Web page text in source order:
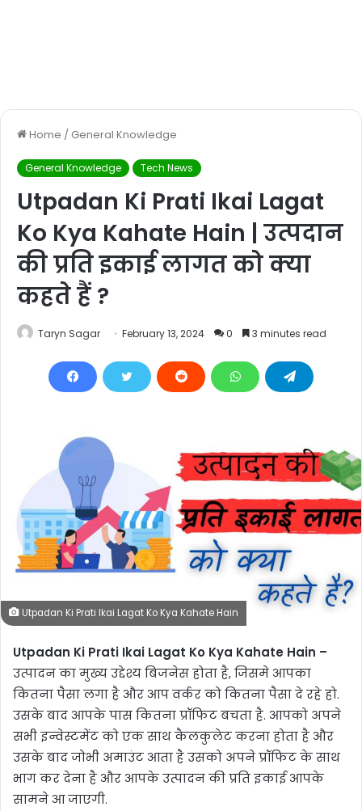
Home / General Knowledge
General Knowledge Tech News
Utpadan Ki Prati Ikai Lagat
Ko Kya Kahate Hain | उत्पदान
की प्रति इकाई लागत को क्या
कहते हैं ?
Taryn Sagar February 13, 2024 0 3 minutes read
Utpadan Ki Prati Ikai Lagat Ko Kya Kahate Hain
Utpadan Ki Prati Ikai Lagat Ko Kya Kahate Hain –
उत्पादन का मुख्य उद्देश्य बिजनेस होता है, जिसमे आपका
कितना पैसा लगा है और आप वर्कर को कितना पैसा दे रहे हो.
उसके बाद आपके पास कितना प्रॉफिट बचता है. आपको अपने
सभी इन्वेस्टमेंट को एक साथ कैलकुलेट करना होता है और
उसके बाद जोभी अमाउंट आता है उसको अपने प्रॉफिट के साथ
भाग कर देना है और आपके उत्पादन की प्रति इकाई आपके
सामने आ जाएगी.